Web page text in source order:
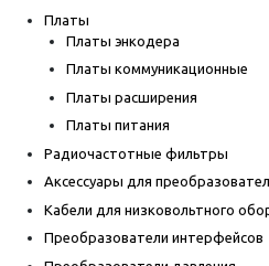
Платы
Платы энкодера
Платы коммуникационные
Платы расширения
Платы питания
Радиочастотные фильтры
Аксессуары для
Кабели для низковольтного
Преобразователи интерфейсов